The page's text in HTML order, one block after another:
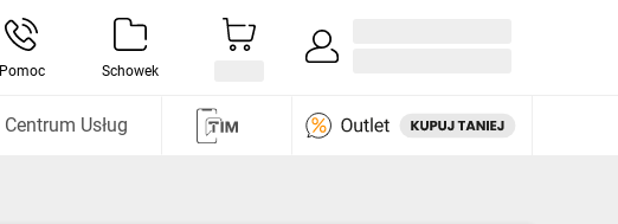
Pomoc Schowek
Centrum Usług